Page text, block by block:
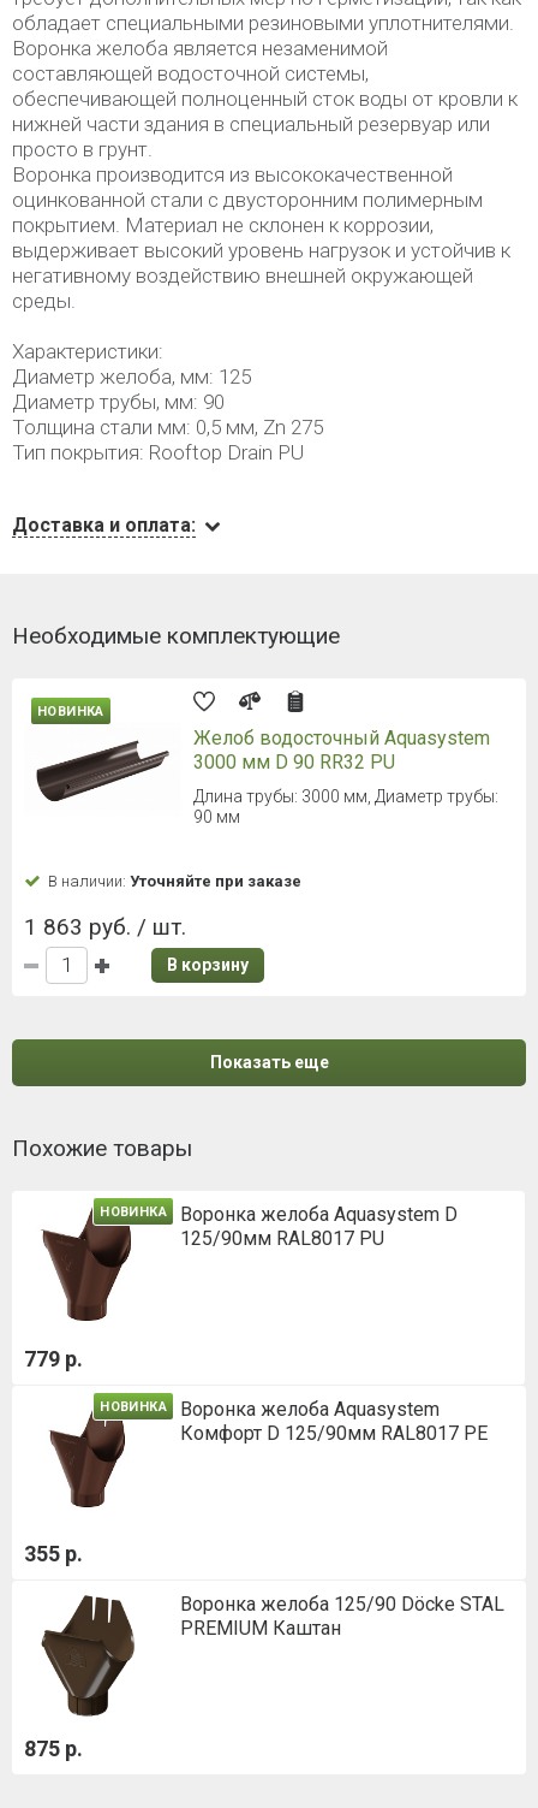
обладает специальными резиновыми уплотнителями.
Воронка желоба является незаменимой
составляющей водосточной системы,
обеспечивающей полноценный сток воды от кровли к
нижней части здания в специальный резервуар или
просто в грунт.
Воронка производится из высококачественной
оцинкованной стали с двусторонним полимерным
покрытием. Материал не склонен к коррозии,
выдерживает высокий уровень нагрузок и устойчив к
негативному воздействию внешней окружающей
среды.
Характеристики:
Диаметр желоба, мм: 125
Диаметр трубы, мм: 90
Толщина стали мм: 0,5 мм, Zn 275
Тип покрытия: Rooftop Drain PU
Доставка и оплата:
Необходимые комплектующие
НОВИНКА
Желоб водосточный Aquasystem
3000 мм D 90 RR32 PU
Длина трубы: 3000 мм, Диаметр трубы:
90 мм
В наличии: Уточняйте при заказе
1 863 руб. / шт.
В корзину
Показать еще
Похожие товары
НОВИНКА
Воронка желоба Aquasystem D
125/90мм RAL8017 PU
779 р.
НОВИНКА
Воронка желоба Aquasystem
Комфорт D 125/90мм RAL8017 PE
355 р.
Воронка желоба 125/90 Döcke STAL
PREMIUM Каштан
875 р.